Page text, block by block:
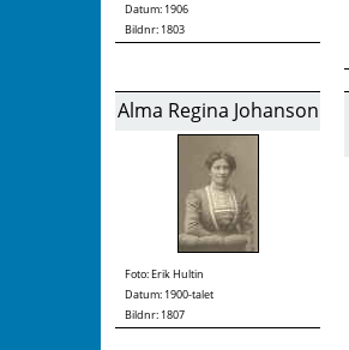
Datum: 1906
Bildnr: 1803
Alma Regina Johanson
Foto:Erik Hultin
Datum: 1900-talet
Bildnr: 1807